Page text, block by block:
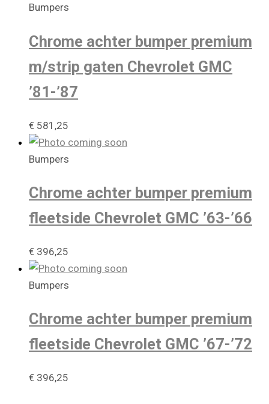
Bumpers
Chrome achter bumper premium
m/strip gaten Chevrolet GMC
’81-’87
€ 581,25
Bumpers
Chrome achter bumper premium
fleetside Chevrolet GMC ’63-’66
€ 396,25
Bumpers
Chrome achter bumper premium
fleetside Chevrolet GMC ’67-’72
€ 396,25